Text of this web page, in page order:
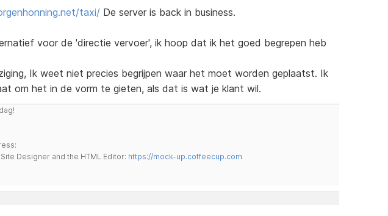
taxi/De server is back in business.
voor de 'directie vervoer', ik hoop dat ik het goed begrepen heb
Ik weet niet precies begrijpen waar het moet worden geplaatst. Ik
om het in de vorm te gieten, als dat is wat je klant wil.
Designer and the HTML Editor: https://mock-up.coffeecup.com